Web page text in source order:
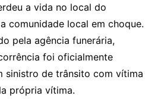
a vida no local do
comunidade local em choque.
pela agência funerária,
foi oficialmente
sinistro de trânsito com vítima
própria vítima.